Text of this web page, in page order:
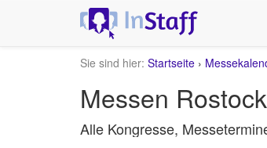
Sie sind hier: Startseite ›
Messen
Alle Kongresse,